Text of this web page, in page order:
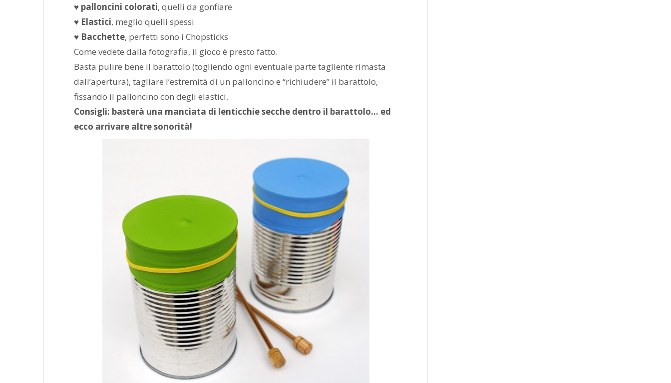
♥ palloncini colorati, quelli da gonfiare
♥ Elastici, meglio quelli spessi
♥ Bacchette, perfetti sono i Chopsticks
Come vedete dalla fotografia, il gioco è presto fatto.
Basta pulire bene il barattolo (togliendo ogni eventuale parte tagliente rimasta
dall’apertura), tagliare l’estremità di un palloncino e “richiudere” il barattolo,
fissando il palloncino con degli elastici.
Consigli: basterà una manciata di lenticchie secche dentro il barattolo… ed
ecco arrivare altre sonorità!